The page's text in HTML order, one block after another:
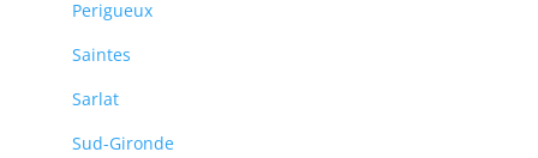
Perigueux
Saintes
Sarlat
Sud-Gironde